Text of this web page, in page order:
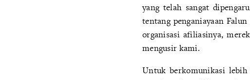
yang telah sangat
tentang penganiayaan
organisasi afiliasinya,
mengusir kami.
Untuk berkomunikasi lebih